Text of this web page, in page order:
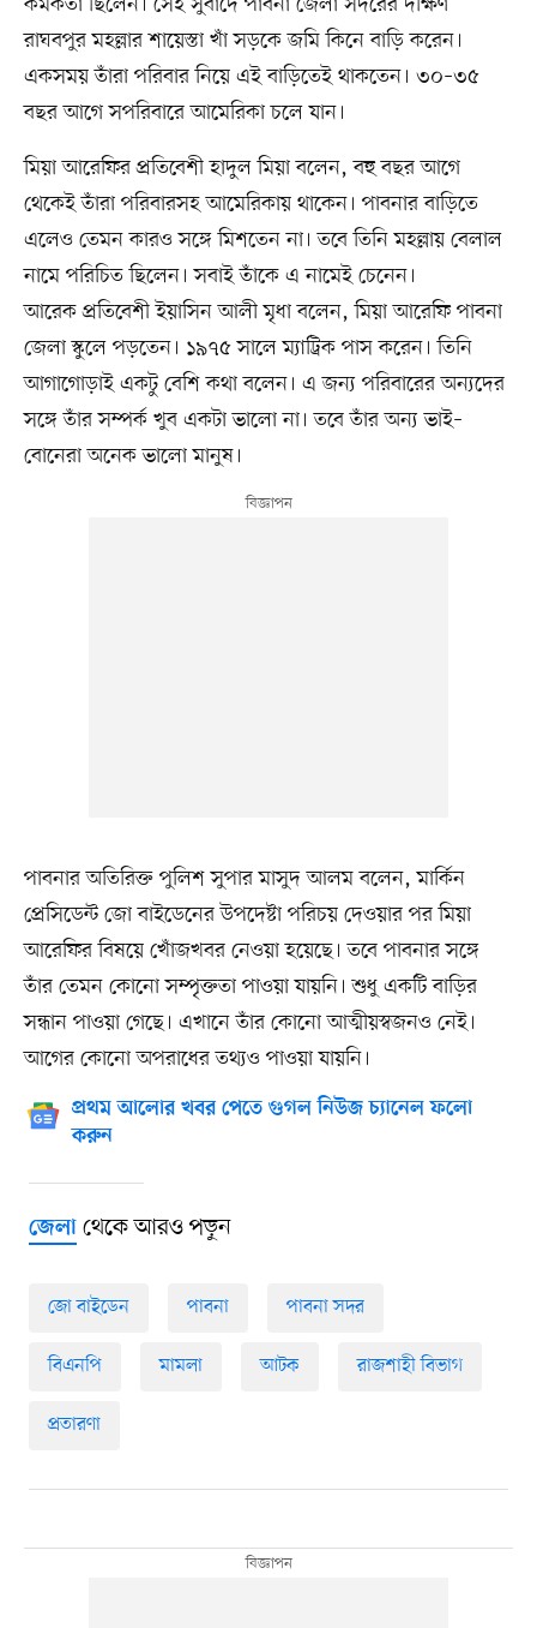
রাঘবপুর মহল্লার শায়েস্তা খাঁ সড়কে জমি কিনে বাড়ি করেন।
একসময় তাঁরা পরিবার নিয়ে এই বাড়িতেই থাকতেন। ৩০–৩৫
বছর আগে সপরিবারে আমেরিকা চলে যান।
মিয়া আরেফির প্রতিবেশী হাদুল মিয়া বলেন, বহু বছর আগে
থেকেই তাঁরা পরিবারসহ আমেরিকায় থাকেন। পাবনার বাড়িতে
এলেও তেমন কারও সঙ্গে মিশতেন না। তবে তিনি মহল্লায় বেলাল
নামে পরিচিত ছিলেন। সবাই তাঁকে এ নামেই চেনেন।
আরেক প্রতিবেশী ইয়াসিন আলী মৃধা বলেন, মিয়া আরেফি পাবনা
জেলা স্কুলে পড়তেন। ১৯৭৫ সালে ম্যাট্রিক পাস করেন। তিনি
আগাগোড়াই একটু বেশি কথা বলেন। এ জন্য পরিবারের অন্যদের
সঙ্গে তাঁর সম্পর্ক খুব একটা ভালো না। তবে তাঁর অন্য ভাই–
বোনেরা অনেক ভালো মানুষ।
পাবনার অতিরিক্ত পুলিশ সুপার মাসুদ আলম বলেন, মার্কিন
প্রেসিডেন্ট জো বাইডেনের উপদেষ্টা পরিচয় দেওয়ার পর মিয়া
আরেফির বিষয়ে খোঁজখবর নেওয়া হয়েছে। তবে পাবনার সঙ্গে
তাঁর তেমন কোনো সম্পৃক্ততা পাওয়া যায়নি। শুধু একটি বাড়ির
সন্ধান পাওয়া গেছে। এখানে তাঁর কোনো আত্মীয়স্বজনও নেই।
আগের কোনো অপরাধের তথ্যও পাওয়া যায়নি।
প্রথম আলোর খবর পেতে গুগল নিউজ চ্যানেল ফলো
করুন
জেলাথেকে আরও পড়ুন
জো বাইডেন পাবনা পাবনা সদর
বিএনপি মামলা আটক রাজশাহী বিভাগ
প্রতারণা